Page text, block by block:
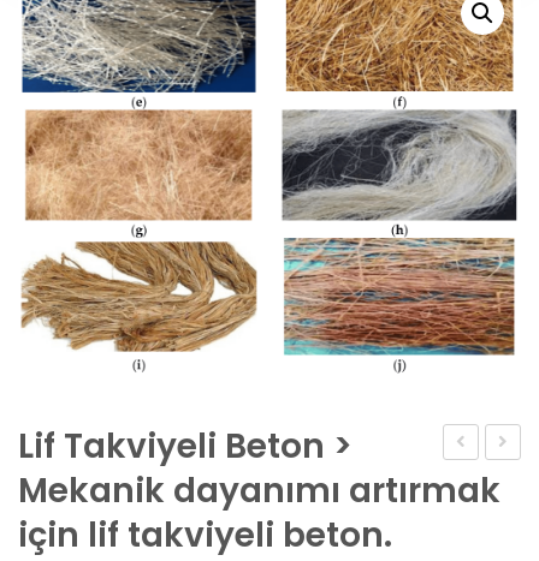
Betonu
Beton
Lif Takviyeli Beton >
Mekanik dayanımı artırmak
için lif takviyeli beton.